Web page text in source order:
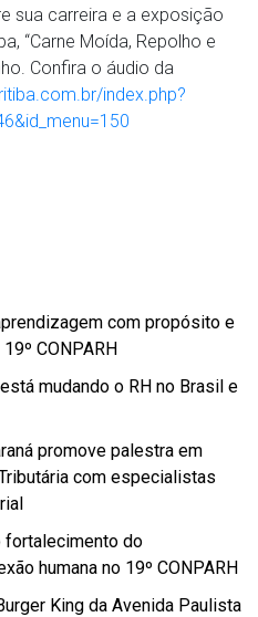
sua carreira e a exposição
“Carne Moída, Repolho e
Confira o áudio da
index.php?
com propósito e
CONPARH
mudando o RH no Brasil e
promove palestra em
com especialistas
fortalecimento do
humana no 19º CONPARH
King da Avenida Paulista